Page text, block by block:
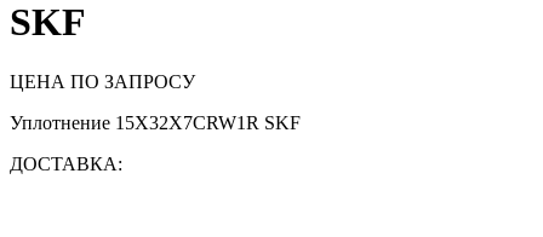
SKF
ЦЕНА ПО ЗАПРОСУ
Уплотнение 15X32X7CRW1R SKF
ДОСТАВКА: